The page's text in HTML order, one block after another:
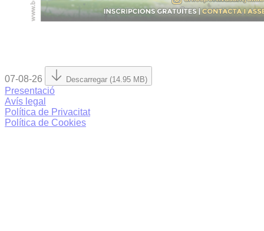
07-08-26 Descarregar (14.95 MB)
Presentació
Avís legal
Política de Privacitat
Política de Cookies